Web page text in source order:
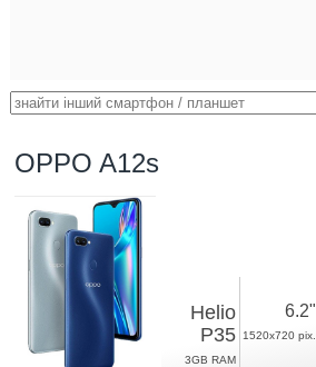
OPPO A12s
Helio
P35
3GB RAM
6.2"
1520x720 pix.